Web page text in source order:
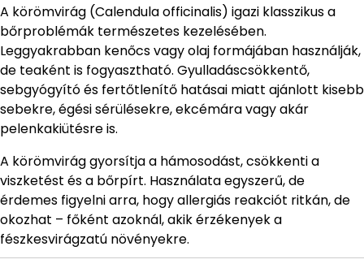
A körömvirág (Calendula officinalis) igazi klasszikus a
bőrproblémák természetes kezelésében.
Leggyakrabban kenőcs vagy olaj formájában használják,
de teaként is fogyasztható. Gyulladáscsökkentő,
sebgyógyító és fertőtlenítő hatásai miatt ajánlott kisebb
sebekre, égési sérülésekre, ekcémára vagy akár
pelenkakiütésre is.
A körömvirág gyorsítja a hámosodást, csökkenti a
viszketést és a bőrpírt. Használata egyszerű, de
érdemes figyelni arra, hogy allergiás reakciót ritkán, de
okozhat – főként azoknál, akik érzékenyek a
fészkesvirágzatú növényekre.